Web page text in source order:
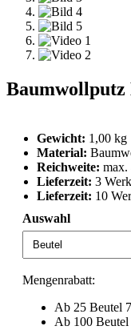
Baumwollputz
Gewicht: 1,00 kg
Material:
Reichweite: max.
Lieferzeit: 3
Lieferzeit: 10
Auswahl
Mengenrabatt:
Ab 25 Beutel
Ab 100 Beutel